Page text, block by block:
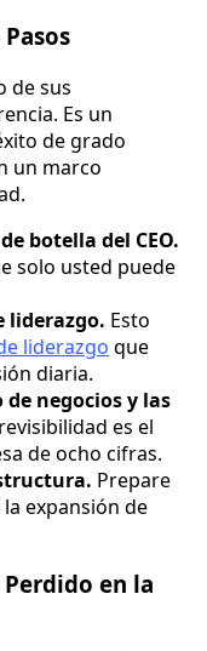
de sus
Es un
de grado
un marco
botella del CEO.
solo usted puede
liderazgo. Esto
liderazgo que
diaria.
negocios y las
es el
de ocho cifras.
Prepare
expansión de
en la